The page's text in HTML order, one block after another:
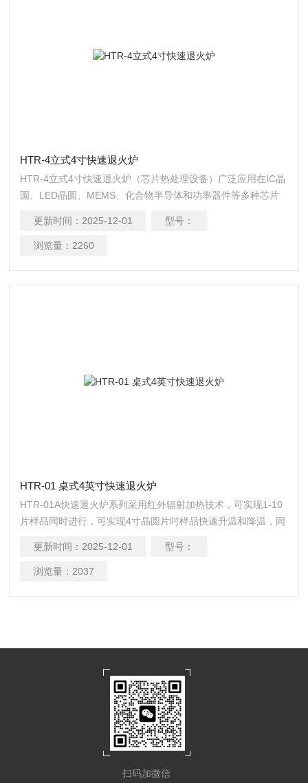
HTR-4立式4寸快速退火炉
HTR-4立式4寸快速退火炉（芯片热处理设备）广泛应用在IC晶
圆、LED晶圆、MEMS、化合物半导体和功率器件等多种芯片
长、消除应力和致密化等工艺当中，通过快速热处理以改善晶
体结构和光电性能，技术指标高、工艺复杂、专用性强。
更新时间： 2025-12-01 型号：
浏览量： 2260
HTR-01 桌式4英寸快速退火炉
HTR-01A快速退火炉系列采用红外辐射加热技术，可实现1-10
片样品同时进行，可实现4寸晶圆片吋样品快速升温和降温，同
的快速热处理(RTP)、快速退火(RTA)、快速热氮化(RTN)、快
速热氧化(RTO)及金属合金化等研究和生产起到重要作用。 主
更新时间： 2025-12-01 型号：
浏览量： 2037
扫码加微信